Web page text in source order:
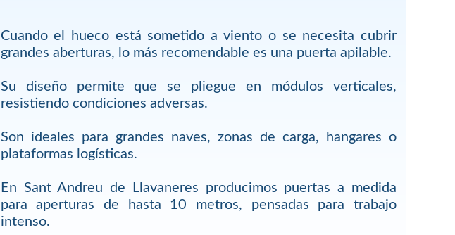
Cuando el hueco está sometido a viento o se necesita cubrir
grandes aberturas, lo más recomendable es una puerta apilable.
Su diseño permite que se pliegue en módulos verticales,
resistiendo condiciones adversas.
Son ideales para grandes naves, zonas de carga, hangares o
plataformas logísticas.
En Sant Andreu de Llavaneres producimos puertas a medida
para aperturas de hasta 10 metros, pensadas para trabajo
intenso.